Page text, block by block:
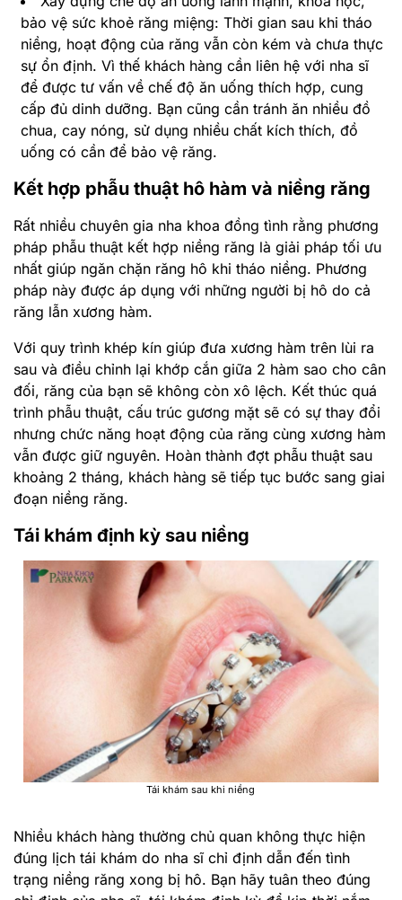
bảo vệ sức khoẻ răng miệng: Thời gian sau khi tháo
niềng, hoạt động của răng vẫn còn kém và chưa thực
sự ổn định. Vì thế khách hàng cần liên hệ với nha sĩ
để được tư vấn về chế độ ăn uống thích hợp, cung
cấp đủ dinh dưỡng. Bạn cũng cần tránh ăn nhiều đồ
chua, cay nóng, sử dụng nhiều chất kích thích, đồ
uống có cần để bảo vệ răng.
Kết hợp phẫu thuật hô hàm và niềng răng
Rất nhiều chuyên gia nha khoa đồng tình rằng phương
pháp phẫu thuật kết hợp niềng răng là giải pháp tối ưu
nhất giúp ngăn chặn răng hô khi tháo niềng. Phương
pháp này được áp dụng với những người bị hô do cả
răng lẫn xương hàm.
Với quy trình khép kín giúp đưa xương hàm trên lùi ra
sau và điều chỉnh lại khớp cắn giữa 2 hàm sao cho cân
đối, răng của bạn sẽ không còn xô lệch. Kết thúc quá
trình phẫu thuật, cấu trúc gương mặt sẽ có sự thay đổi
nhưng chức năng hoạt động của răng cùng xương hàm
vẫn được giữ nguyên. Hoàn thành đợt phẫu thuật sau
khoảng 2 tháng, khách hàng sẽ tiếp tục bước sang giai
đoạn niềng răng.
Tái khám định kỳ sau niềng
Tái khám sau khi niềng
Nhiều khách hàng thường chủ quan không thực hiện
đúng lịch tái khám do nha sĩ chỉ định dẫn đến tình
trạng niềng răng xong bị hô. Bạn hãy tuân theo đúng